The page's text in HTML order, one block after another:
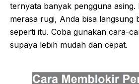
ternyata banyak pengguna asing.
merasa rugi, Anda bisa langsung
seperti itu. Coba gunakan cara-
supaya lebih mudah dan cepat.